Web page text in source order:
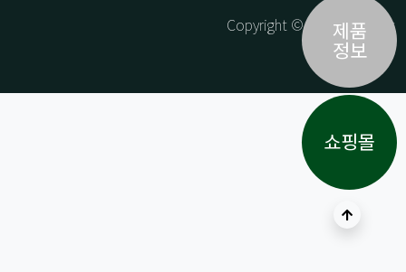
Copyright © ARK All Rights
Reserved.
상단으로
제품
정보
쇼핑몰